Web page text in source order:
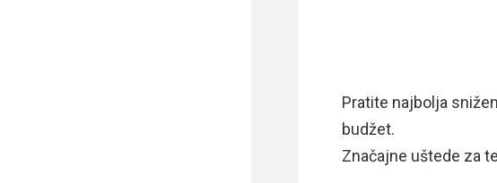
Pratite najbolja
budžet.
Značajne uštede za